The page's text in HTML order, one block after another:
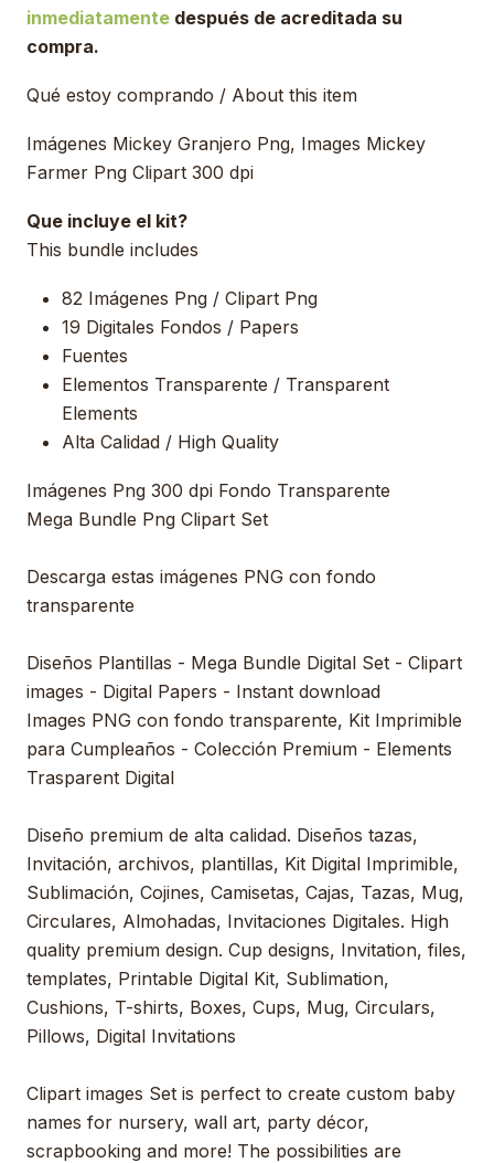
inmediatamente después de acreditada su
compra.
Qué estoy comprando / About this item
Imágenes Mickey Granjero Png, Images Mickey
Farmer Png Clipart 300 dpi
Que incluye el kit?
This bundle includes
82 Imágenes Png / Clipart Png
19 Digitales Fondos / Papers
Fuentes
Elementos Transparente / Transparent
Elements
Alta Calidad / High Quality
Imágenes Png 300 dpi Fondo Transparente
Mega Bundle Png Clipart Set
Descarga estas imágenes PNG con fondo
transparente
Diseños Plantillas - Mega Bundle Digital Set - Clipart
images - Digital Papers - Instant download
Images PNG con fondo transparente, Kit Imprimible
para Cumpleaños - Colección Premium - Elements
Trasparent Digital
Diseño premium de alta calidad. Diseños tazas,
Invitación, archivos, plantillas, Kit Digital Imprimible,
Sublimación, Cojines, Camisetas, Cajas, Tazas, Mug,
Circulares, Almohadas, Invitaciones Digitales. High
quality premium design. Cup designs, Invitation, files,
templates, Printable Digital Kit, Sublimation,
Cushions, T-shirts, Boxes, Cups, Mug, Circulars,
Pillows, Digital Invitations
Clipart images Set is perfect to create custom baby
names for nursery, wall art, party décor,
scrapbooking and more! The possibilities are